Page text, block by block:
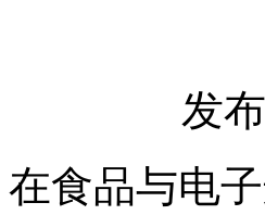
发
在食品与电